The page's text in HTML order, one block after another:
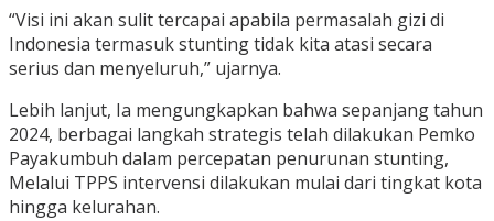
“Visi ini akan sulit tercapai apabila permasalah gizi di
Indonesia termasuk stunting tidak kita atasi secara
serius dan menyeluruh,” ujarnya.
Lebih lanjut, Ia mengungkapkan bahwa sepanjang tahun
2024, berbagai langkah strategis telah dilakukan Pemko
Payakumbuh dalam percepatan penurunan stunting,
Melalui TPPS intervensi dilakukan mulai dari tingkat kota
hingga kelurahan.